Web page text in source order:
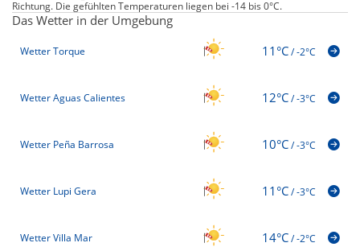
Richtung. Die gefühlten Temperaturen liegen bei -14 bis 0°C.
Das Wetter in der Umgebung
Wetter Torque 11°C/-2°C
Wetter Aguas Calientes 12°C/-3°C
Wetter Peña Barrosa 10°C/-3°C
Wetter Lupi Gera 11°C/-3°C
Wetter Villa Mar 14°C/-2°C